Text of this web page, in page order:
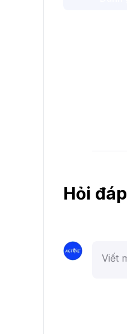
Hỏi đáp